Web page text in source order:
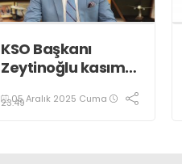
KSO Başkanı
Zeytinoğlu kasım
verilerini
05 Aralık 2025 Cuma
23:49